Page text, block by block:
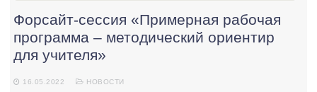
Форсайт-сессия «Примерная рабочая
программа – методический ориентир
для учителя»
16.05.2022 НОВОСТИ